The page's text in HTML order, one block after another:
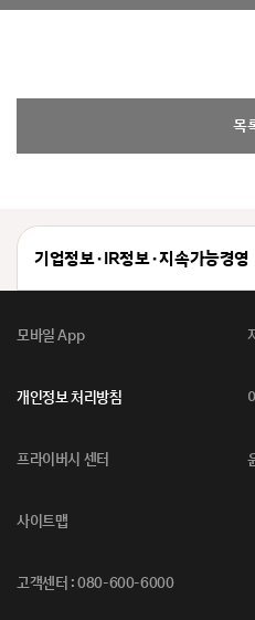
목
기업정보 · IR정보 · 지속가능경영
모바일 App
개인정보 처리방침
프라이버시 센터
사이트맵
고객센터 : 080-600-6000